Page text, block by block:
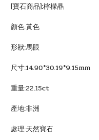
[寶石商品]:檸檬晶
顏色:黃色
形狀:馬眼
尺寸:14.90*30.19*9.15mm
重量:22.15ct
產地:非洲
處理:天然寶石